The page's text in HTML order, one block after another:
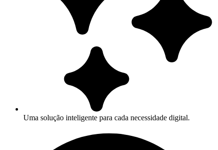
Uma solução inteligente para cada necessidade digital.